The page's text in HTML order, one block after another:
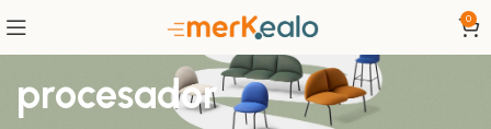
0
procesador